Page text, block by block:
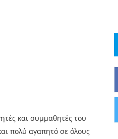
και συμμαθητές του
πολύ αγαπητό σε όλους